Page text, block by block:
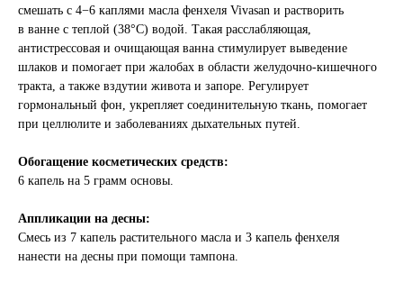
смешать с 4−6 каплями масла фенхеля Vivasan и растворить
в ванне с теплой (38°С) водой. Такая расслабляющая,
антистрессовая и очищающая ванна стимулирует выведение
шлаков и помогает при жалобах в области желудочно-кишечного
тракта, а также вздутии живота и запоре. Регулирует
гормональный фон, укрепляет соединительную ткань, помогает
при целлюлите и заболеваниях дыхательных путей.
Обогащение косметических средств:
6 капель на 5 грамм основы.
Аппликации на десны:
Смесь из 7 капель растительного масла и 3 капель фенхеля
нанести на десны при помощи тампона.